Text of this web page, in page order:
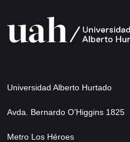
Universidad Alberto Hurtado
Avda. Bernardo O’Higgins 1825
Metro Los Héroes